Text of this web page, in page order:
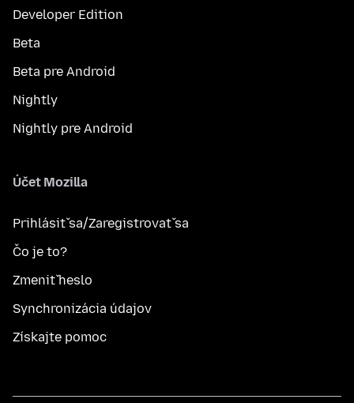
Developer Edition
Beta
Beta pre Android
Nightly
Nightly pre Android
Účet Mozilla
Prihlásiť sa/Zaregistrovať sa
Čo je to?
Zmeniť heslo
Synchronizácia údajov
Získajte pomoc